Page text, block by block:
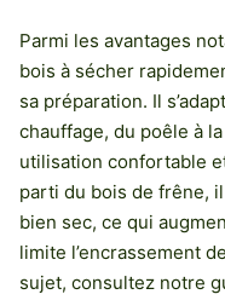
Parmi les avantages
bois à sécher
sa préparation. Il
chauffage, du poêle à
utilisation confortable
parti du bois de frêne,
bien sec, ce qui
limite l’encrassement
sujet, consultez notre